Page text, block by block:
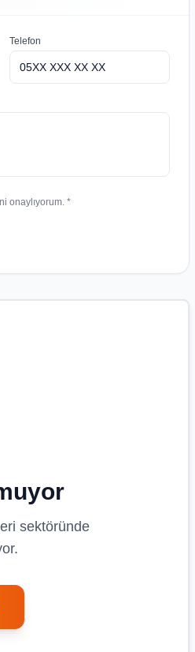
Telefon
onaylıyorum. *
sektöründe